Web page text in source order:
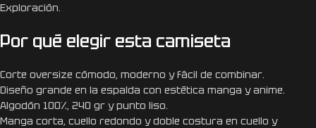
Exploración.
Por qué elegir esta camiseta
Corte oversize cómodo, moderno y fácil de combinar.
Diseño grande en la espalda con estética manga y anime.
Algodón 100%, 240 gr y punto liso.
Manga corta, cuello redondo y doble costura en cuello y